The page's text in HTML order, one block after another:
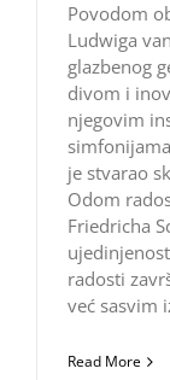
Povodom
Ludwiga
glazbenog
divom i
njegovim
je stvarao
Odom
Friedricha
radosti
već sasvim
Read More